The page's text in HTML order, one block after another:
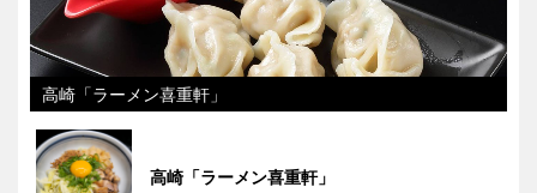
高崎「ラーメン喜重軒」
高崎「ラーメン喜重軒」